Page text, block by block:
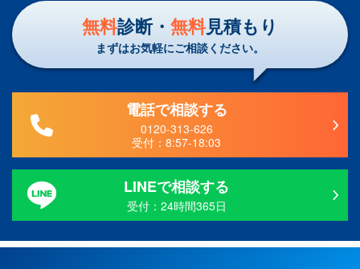
無料診断・ 無料見積もり
まずはお気軽にご相談ください。
電話で相談する
0120-313-626
受付：8:57-18:03
LINEで相談する
受付：24時間365日